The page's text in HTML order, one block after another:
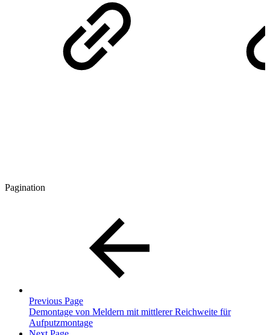
Pagination
Previous Page
Demontage von Meldern mit mittlerer Reichweite für
Aufputzmontage